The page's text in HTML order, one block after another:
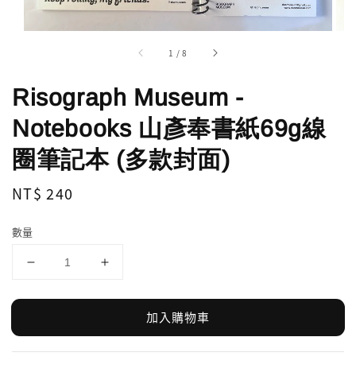
1 /8
Risograph Museum -
Notebooks 山彥奉書紙69g線
圈筆記本 (多款封面)
Regular
NT$ 240
數量
加入購物車